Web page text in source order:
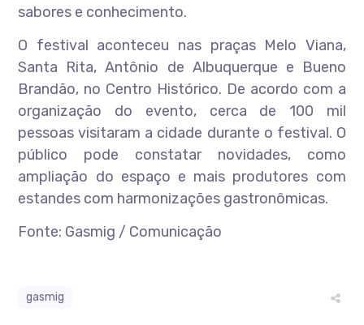
sabores e conhecimento.
O festival aconteceu nas praças Melo Viana,
Santa Rita, Antônio de Albuquerque e Bueno
Brandão, no Centro Histórico. De acordo com a
organização do evento, cerca de 100 mil
pessoas visitaram a cidade durante o festival. O
público pode constatar novidades, como
ampliação do espaço e mais produtores com
estandes com harmonizações gastronômicas.
Fonte: Gasmig / Comunicação
gasmig